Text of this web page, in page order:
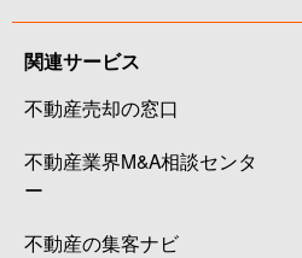
関連サービス
不動産売却の窓口
不動産業界M&A相談センタ
ー
不動産の集客ナビ